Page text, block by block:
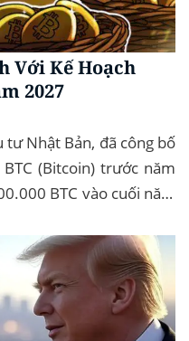
Với Kế Hoạch
2027
Nhật Bản, đã công bố
(Bitcoin) trước năm
BTC vào cuối năm